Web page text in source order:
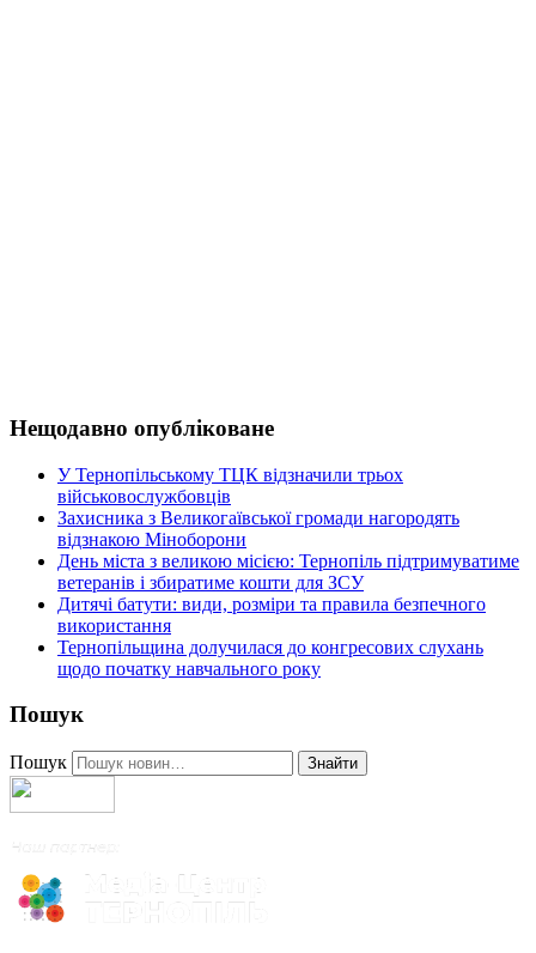
Нещодавно опубліковане
У Тернопільському ТЦК відзначили трьох
військовослужбовців
Захисника з Великогаївської громади нагородять
відзнакою Міноборони
День міста з великою місією: Тернопіль підтримуватиме
ветеранів і збиратиме кошти для ЗСУ
Дитячі батути: види, розміри та правила безпечного
використання
Тернопільщина долучилася до конгресових слухань
щодо початку навчального року
Пошук
Пошук Знайти